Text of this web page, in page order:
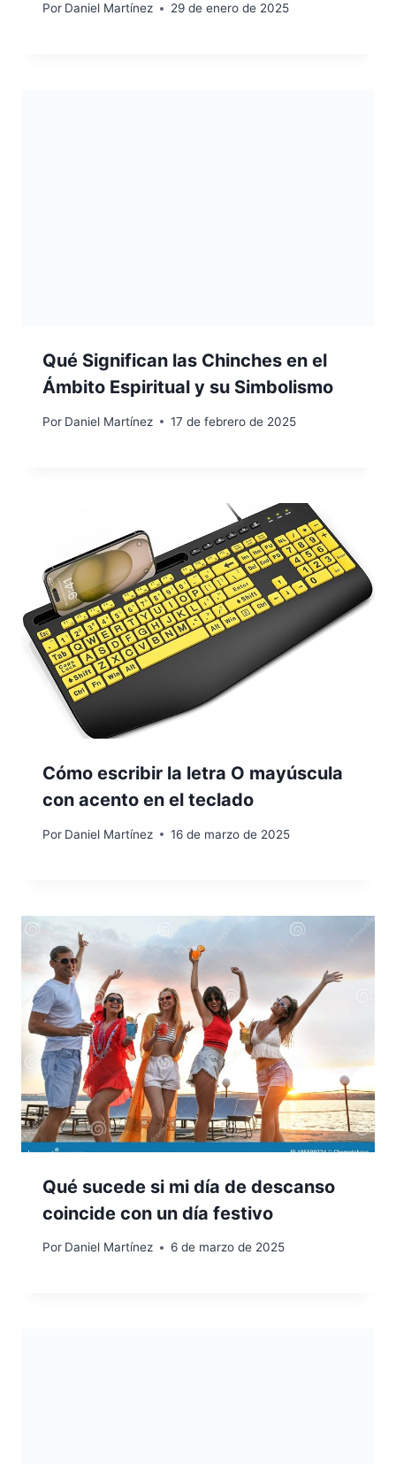
Por Daniel Martínez 29 de enero de 2025
Qué Significan las Chinches en el
Ámbito Espiritual y su Simbolismo
Por Daniel Martínez 17 de febrero de 2025
Cómo escribir la letra O mayúscula
con acento en el teclado
Por Daniel Martínez 16 de marzo de 2025
Qué sucede si mi día de descanso
coincide con un día festivo
Por Daniel Martínez 6 de marzo de 2025